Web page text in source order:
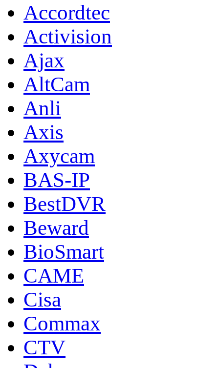
Accordtec
Activision
Ajax
AltCam
Anli
Axis
Axycam
BAS-IP
BestDVR
Beward
BioSmart
CAME
Cisa
Commax
CTV